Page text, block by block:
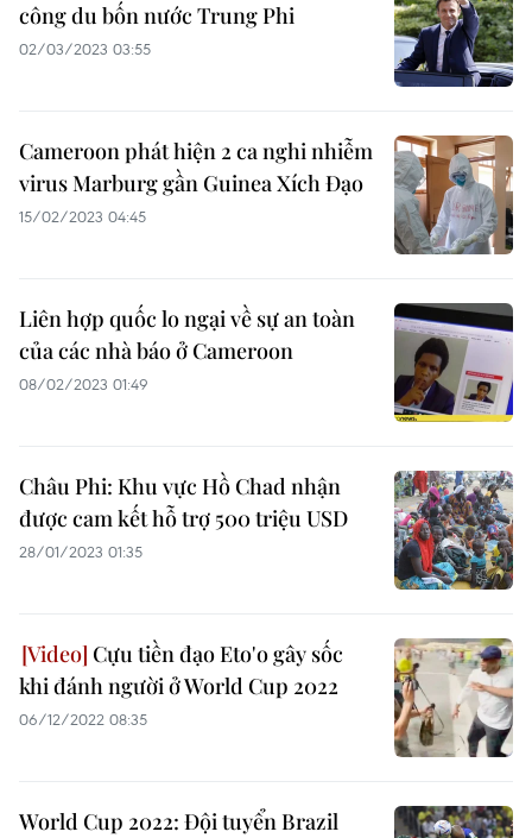
công du bốn nước Trung Phi
02/03/2023 03:55
Cameroon phát hiện 2 ca nghi nhiễm
virus Marburg gần Guinea Xích Đạo
15/02/2023 04:45
Liên hợp quốc lo ngại về sự an toàn
của các nhà báo ở Cameroon
08/02/2023 01:49
Châu Phi: Khu vực Hồ Chad nhận
được cam kết hỗ trợ 500 triệu USD
28/01/2023 01:35
Cựu tiền đạo Eto'o gây sốc
khi đánh người ở World Cup 2022
06/12/2022 08:35
World Cup 2022: Đội tuyển Brazil